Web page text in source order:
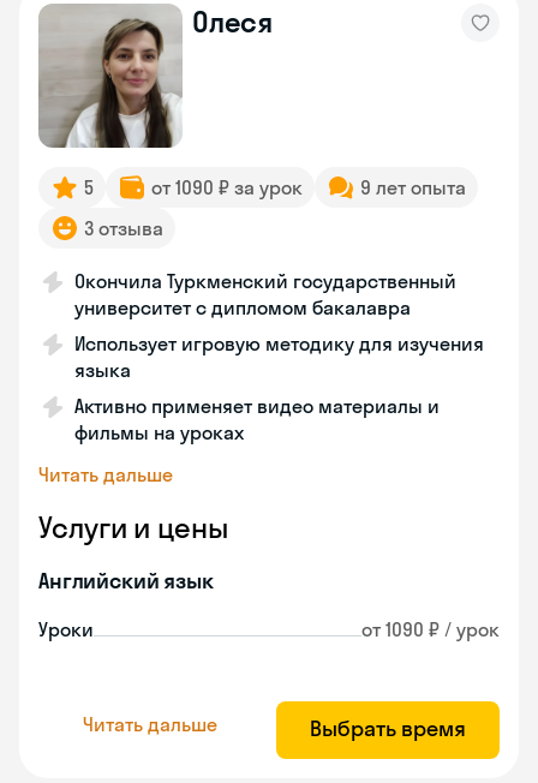
Олеся
5 от 1090 ₽ за урок
9 лет опыта
3 отзыва
Окончила Туркменский государственный
университет с дипломом бакалавра
Использует игровую методику для изучения
языка
Активно применяет видео материалы и
фильмы на уроках
Читать дальше
Услуги и цены
Английский язык
Уроки от 1090 ₽ / урок
Читать дальше Выбрать время